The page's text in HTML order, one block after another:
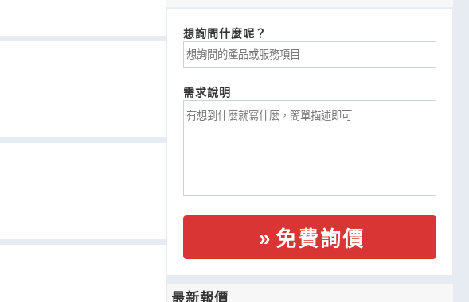
想詢問什麼呢？
需求說明
免費詢價
最新報價